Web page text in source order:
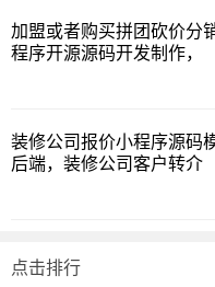
加盟或者购买拼团砍价分
程序开源源码开发制作，
装修公司报价小程序源码
后端，装修公司客户转介
点击排行